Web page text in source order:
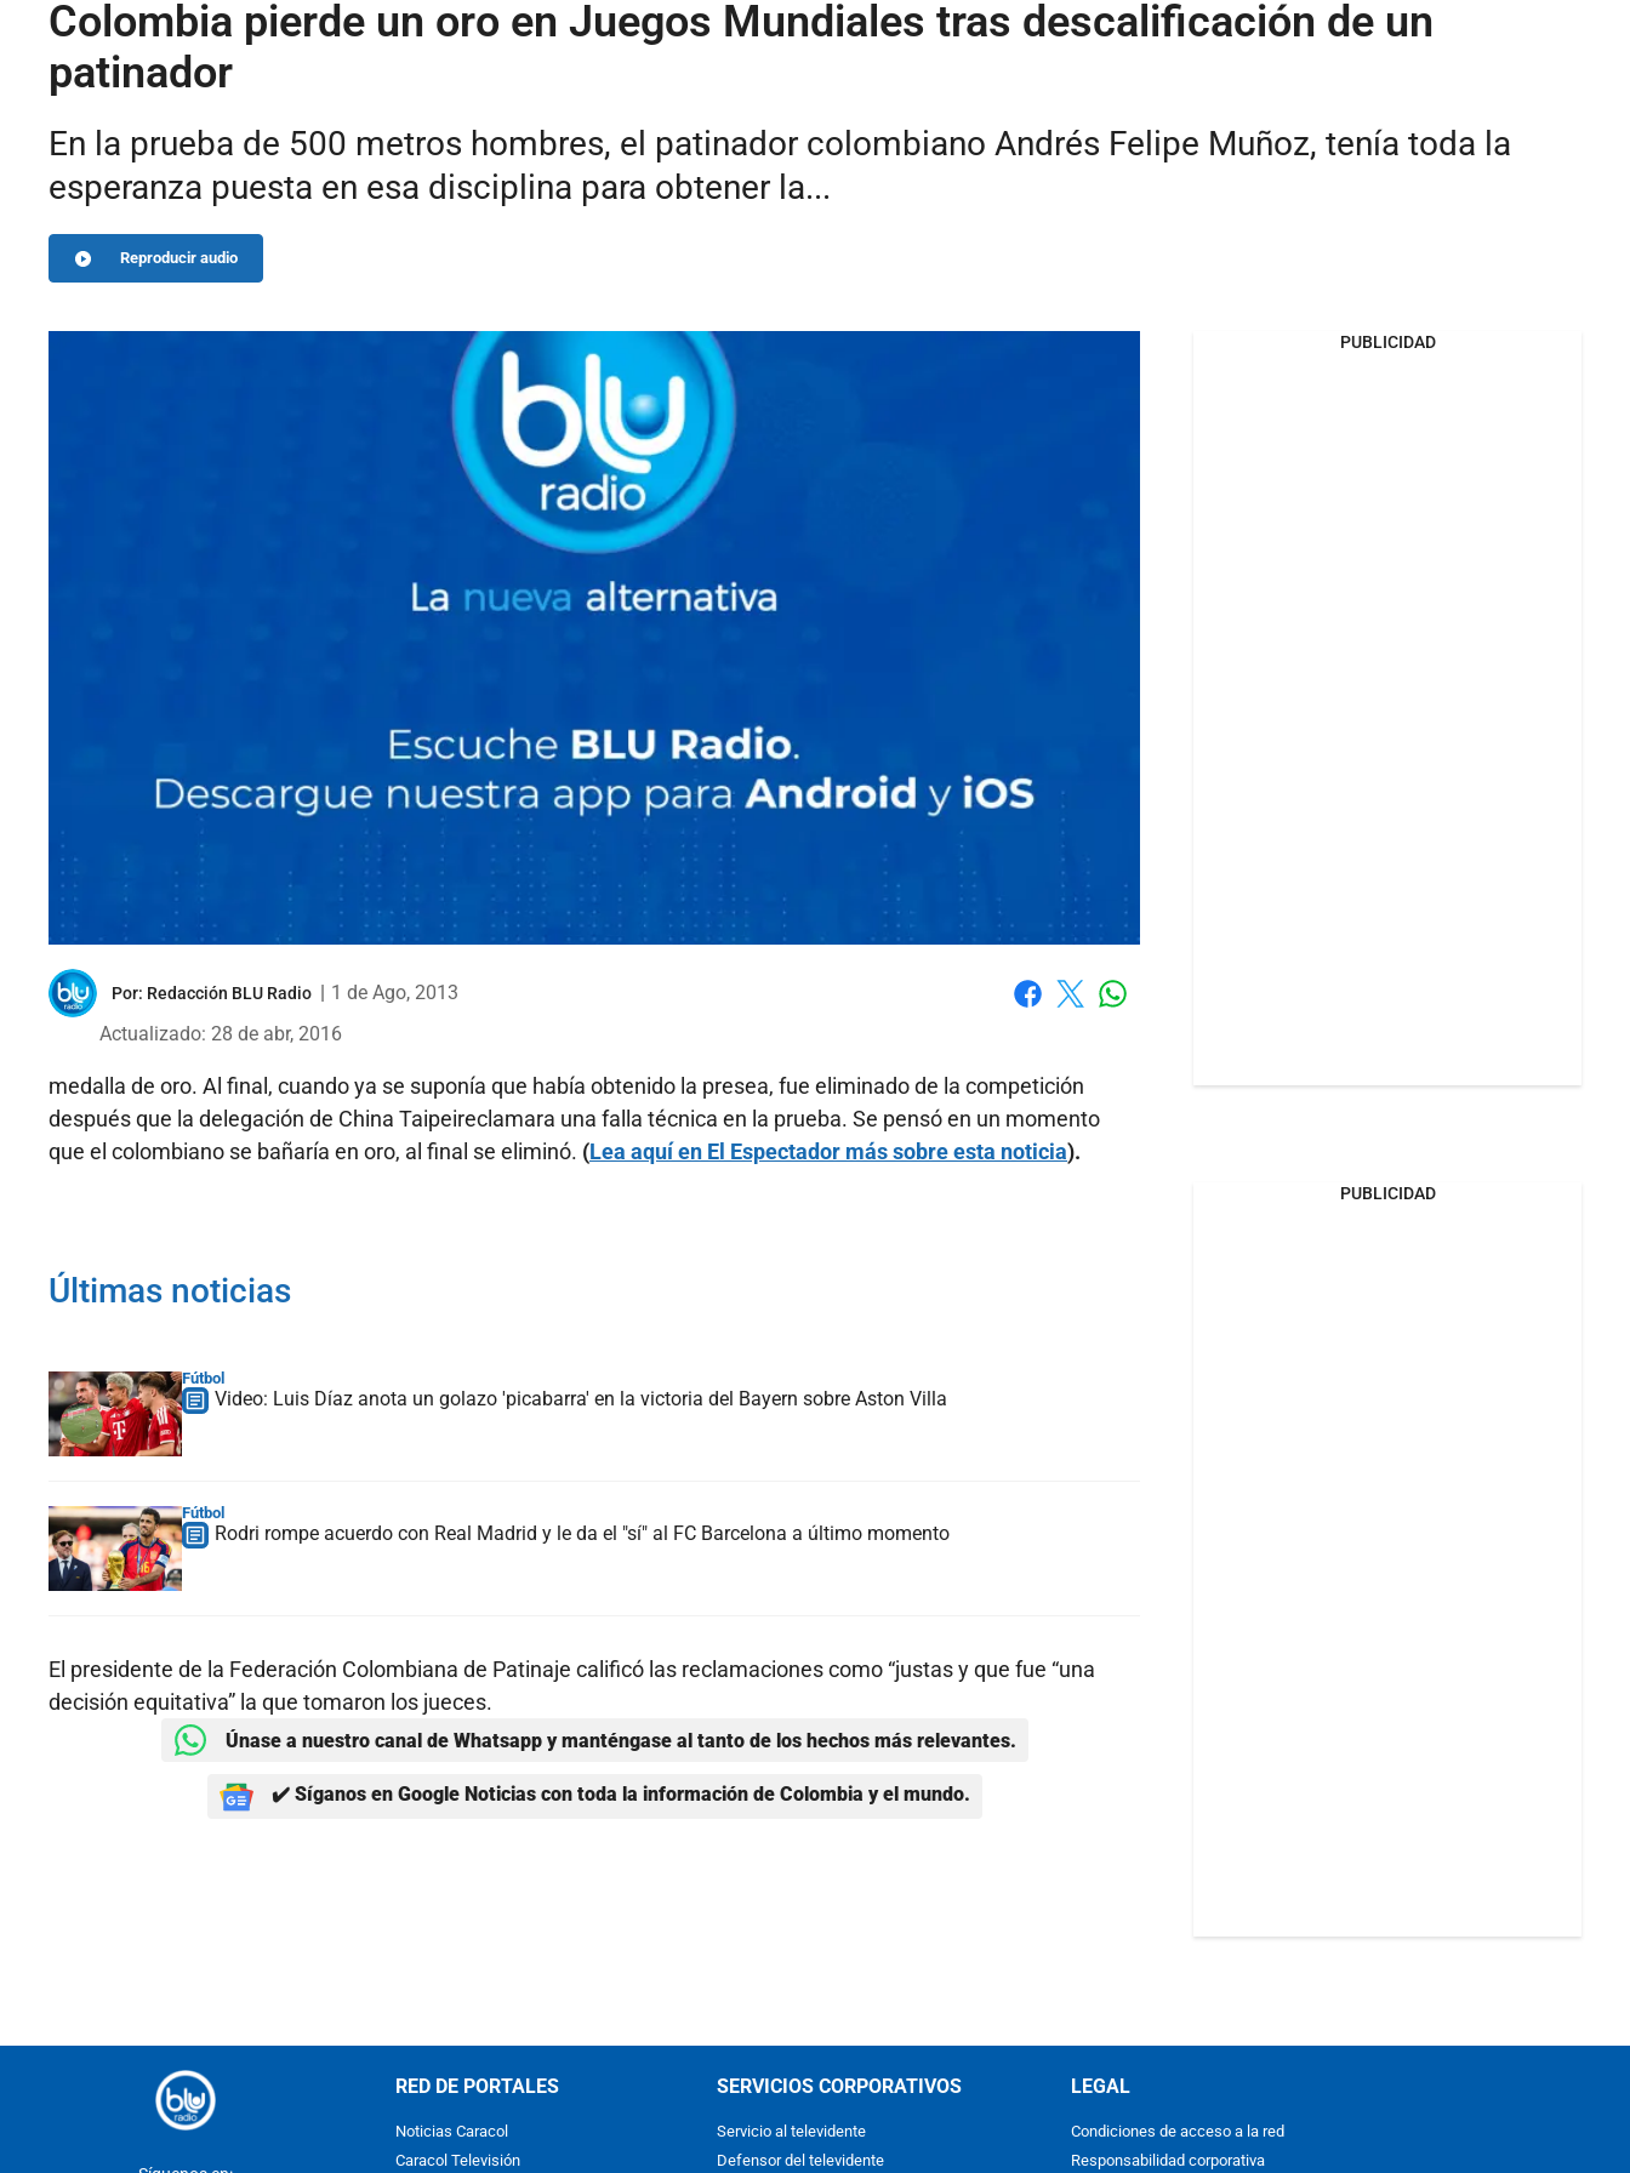
Colombia pierde un oro en Juegos Mundiales tras descalificación de un
patinador
En la prueba de 500 metros hombres, el patinador colombiano Andrés Felipe Muñoz, tenía toda la
esperanza puesta en esa disciplina para obtener la...
Reproducir audio
Por: Redacción BLU Radio
1 de Ago, 2013
Actualizado: 28 de abr, 2016
medalla de oro. Al final, cuando ya se suponía que había obtenido la presea, fue eliminado de la competición
después que la delegación de China Taipeireclamara una falla técnica en la prueba. Se pensó en un momento
que el colombiano se bañaría en oro, al final se eliminó. (Lea aquí en El Espectador más sobre esta noticia).
Últimas noticias
Fútbol
Video: Luis Díaz anota un golazo 'picabarra' en la victoria del Bayern sobre Aston Villa
Fútbol
Rodri rompe acuerdo con Real Madrid y le da el "sí" al FC Barcelona a último momento
El presidente de la Federación Colombiana de Patinaje calificó las reclamaciones como “justas y que fue “una
decisión equitativa” la que tomaron los jueces.
Únase a nuestro canal de Whatsapp y manténgase al tanto de los hechos más relevantes.
✔️ Síganos en Google Noticias con toda la información de Colombia y el mundo.
PUBLICIDAD
PUBLICIDAD
RED DE PORTALES
Noticias Caracol
Caracol Televisión
SERVICIOS CORPORATIVOS
Servicio al televidente
Defensor del televidente
LEGAL
Condiciones de acceso a la red
Responsabilidad corporativa